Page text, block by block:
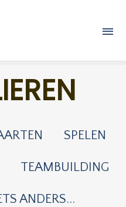
SPELEN
TEAMBUILDING
ANDERS...